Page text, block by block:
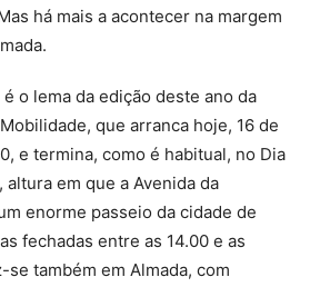
há mais a acontecer na margem
o lema da edição deste ano da
que arranca hoje, 16 de
e termina, como é habitual, no Dia
altura em que a Avenida da
enorme passeio da cidade de
fechadas entre as 14.00 e as
se também em Almada, com